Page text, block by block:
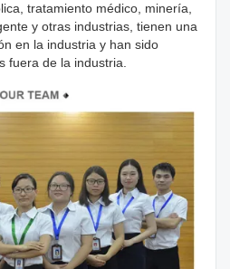
tratamiento médico, minería,
y otras industrias, tienen una
en la industria y han sido
fuera de la industria.